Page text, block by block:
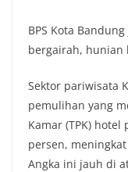
BPS Kota
bergairah, hunian
Sektor pariwisata
pemulihan yang
Kamar (TPK) hotel
persen,
Angka ini jauh di